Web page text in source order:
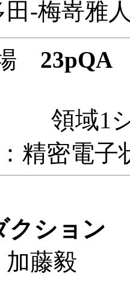
-梅嵜雅
23pQA
領域1
精密電子
クション
藤毅